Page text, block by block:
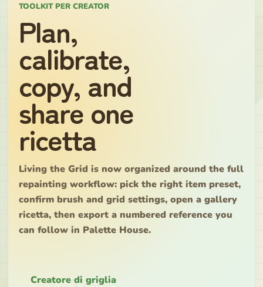
TOOLKIT PER CREATOR
Plan,
calibrate,
copy, and
share one
ricetta
Living the Grid is now organized around the full
repainting workflow: pick the right item preset,
confirm brush and grid settings, open a gallery
ricetta, then export a numbered reference you
can follow in Palette House.
Creatore di griglia